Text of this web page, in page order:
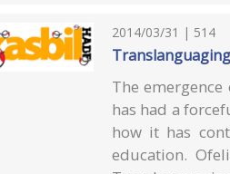
2014/03/31 | 514
The
has had a
how it has
education.